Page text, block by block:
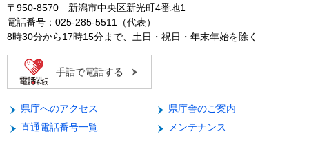
〒950-8570 新潟市中央区新光町4番地1
電話番号：025-285-5511（代表）
8時30分から17時15分まで、土日・祝日・年末年始を除く
手話で電話する
県庁へのアクセス
県庁舎のご案内
直通電話番号一覧
メンテナンス